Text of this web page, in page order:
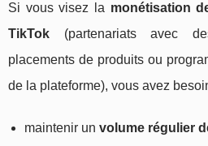
Si vous visez la monétisation
TikTok (partenariats avec
placements de produits ou
de la plateforme), vous avez
maintenir un volume régulier